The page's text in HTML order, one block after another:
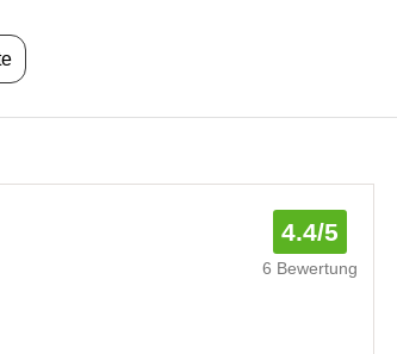
4.4/5
6 Bewertung